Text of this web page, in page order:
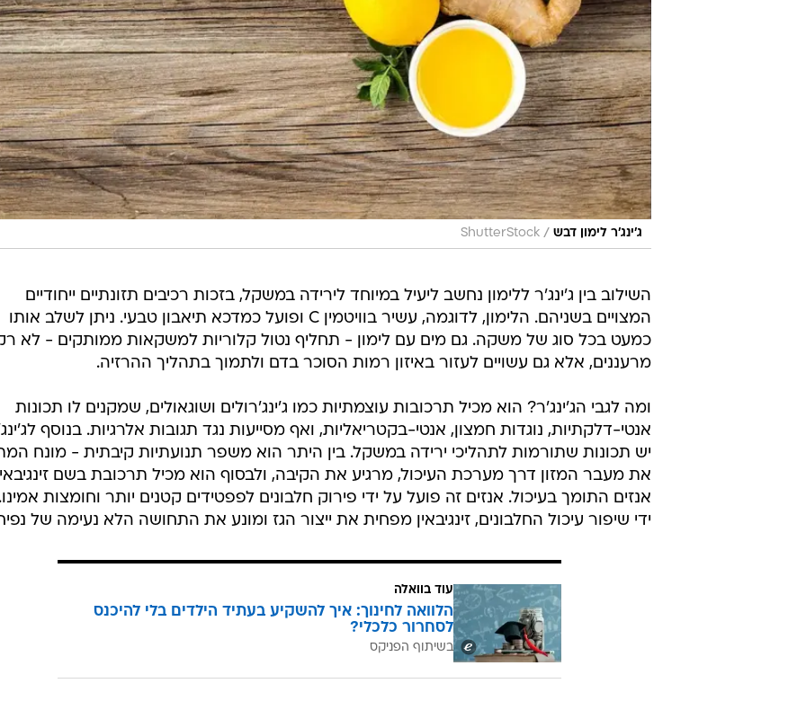
ג'ינג'ר לימון דבש /
ShutterStock
השילוב בין ג'ינג'ר ללימון נחשב ליעיל במיוחד לירידה במשקל, בזכות רכיבים תזונתיים ייחודיים
המצויים בשניהם. הלימון, לדוגמה, עשיר בוויטמין C ופועל כמדכא תיאבון טבעי. ניתן לשלב אותו
כמעט בכל סוג של משקה. גם מים עם לימון - תחליף נטול קלוריות למשקאות ממותקים - לא
מרעננים, אלא גם עשויים לעזור באיזון רמות הסוכר בדם ולתמוך בתהליך ההרזיה.
ומה לגבי הג'ינג'ר? הוא מכיל תרכובות עוצמתיות כמו ג'ינג'רולים ושוגאולים, שמקנים לו תכונות
אנטי-דלקתיות, נוגדות חמצון, אנטי-בקטריאליות, ואף מסייעות נגד תגובות אלרגיות. בנוסף
יש תכונות שתורמות לתהליכי ירידה במשקל. בין היתר הוא משפר תנועתיות קיבתית - מונח
את מעבר המזון דרך מערכת העיכול, מרגיע את הקיבה, ולבסוף הוא מכיל תרכובת בשם
אנזים התומך בעיכול. אנזים זה פועל על ידי פירוק חלבונים לפפטידים קטנים יותר וחומצות
ידי שיפור עיכול החלבונים, זינגיבאין מפחית את ייצור הגז ומונע את התחושה הלא נעימה של
עוד בוואלה
הלוואה לחינוך: איך להשקיע בעתיד הילדים בלי להיכנס
לסחרור כלכלי?
בשיתוף הפניקס